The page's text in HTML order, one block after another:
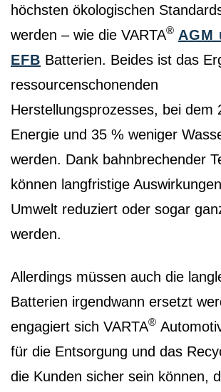
höchsten ökologischen
werden – wie die VARTA® AGM
EFB Batterien. Beides ist das
ressourcenschonenden
Herstellungsprozesses, bei dem
Energie und 35 % weniger
werden. Dank bahnbrechender
können langfristige
Umwelt reduziert oder sogar
werden.
Allerdings müssen auch die
Batterien irgendwann ersetzt
engagiert sich VARTA®
für die Entsorgung und das
die Kunden sicher sein können,